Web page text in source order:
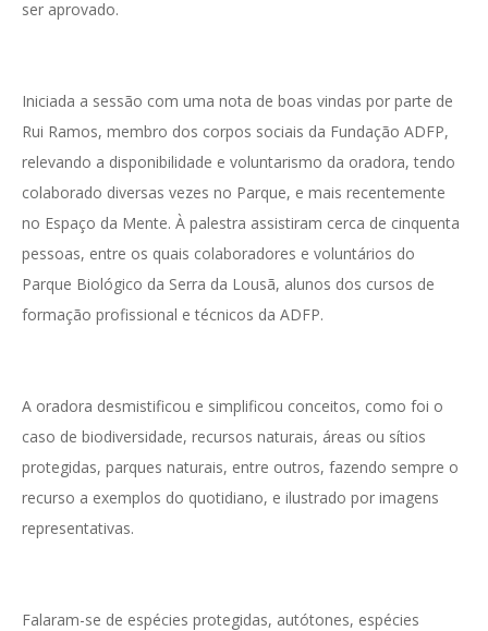
ser aprovado.
Iniciada a sessão com uma nota de boas vindas por parte de
Rui Ramos, membro dos corpos sociais da Fundação ADFP,
relevando a disponibilidade e voluntarismo da oradora, tendo
colaborado diversas vezes no Parque, e mais recentemente
no Espaço da Mente. À palestra assistiram cerca de cinquenta
pessoas, entre os quais colaboradores e voluntários do
Parque Biológico da Serra da Lousã, alunos dos cursos de
formação profissional e técnicos da ADFP.
A oradora desmistificou e simplificou conceitos, como foi o
caso de biodiversidade, recursos naturais, áreas ou sítios
protegidas, parques naturais, entre outros, fazendo sempre o
recurso a exemplos do quotidiano, e ilustrado por imagens
representativas.
Falaram-se de espécies protegidas, autótones, espécies